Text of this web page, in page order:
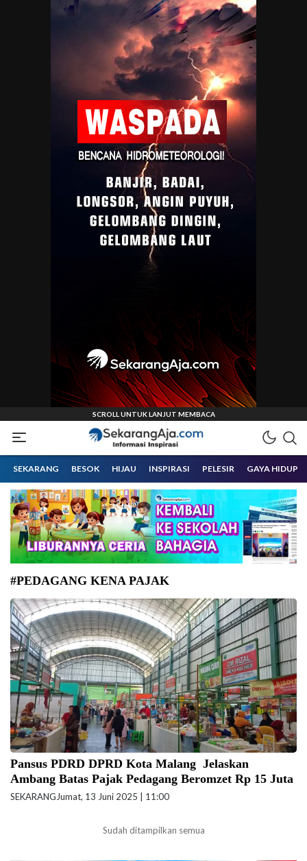
Sekarangaja
Informasi Inspirasi Malang Raya
SEKARANG BESOK HIJAU INSPIRASI PELESIR GAYA HIDUP
#PEDAGANG KENA PAJAK
Pedagang kecil menjadi perhatian serius karena harus mendapat
perlindungan dalam kebijakan pemerintah. (Foto: ilustrasi)
Pansus PDRD DPRD Kota Malang Jelaskan
Ambang Batas Pajak Pedagang Beromzet Rp 15 Juta
SEKARANGJumat, 13 Juni 2025 | 11:00
Sudah ditampilkan semua